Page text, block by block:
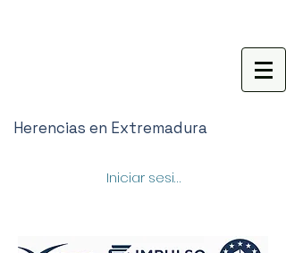
Herencias en Extremadura
Iniciar sesión